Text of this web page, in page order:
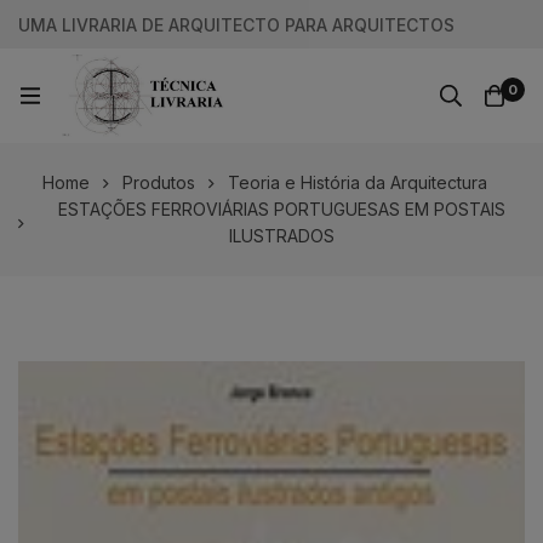
UMA LIVRARIA DE ARQUITECTO PARA ARQUITECTOS
0
Home Produtos
Teoria e História da Arquitectura
ESTAÇÕES FERROVIÁRIAS PORTUGUESAS EM POSTAIS
ILUSTRADOS